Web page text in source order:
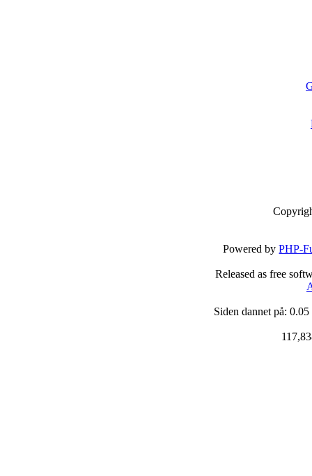
Powered byPHP-
Released as free
Siden dannet på: